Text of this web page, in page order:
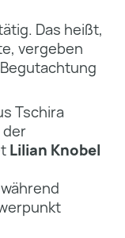
Das heißt,
vergeben
Tschira
der
Lilian Knobel